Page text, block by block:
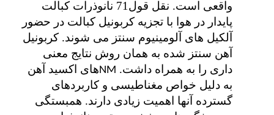
واقعی است. نقل قول71 نانوذرات کبالت
پایدار در هوا با تجزیه کربونیل کبالت در حضور
آلکیل های آلومینیوم سنتز می شوند. کربونیل
آهن سنتز شده به همان روش نتایج معنی
داری را به همراه داشت. NMهای اکسید آهن
به دلیل خواص مغناطیسی و کاربردهای
گسترده آنها اهمیت زیادی دارند. همبستگی